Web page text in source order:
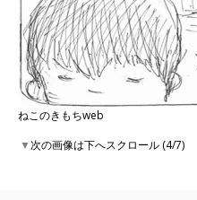
ねこのきもちweb
▼次の画像は下へスクロール (4/7)